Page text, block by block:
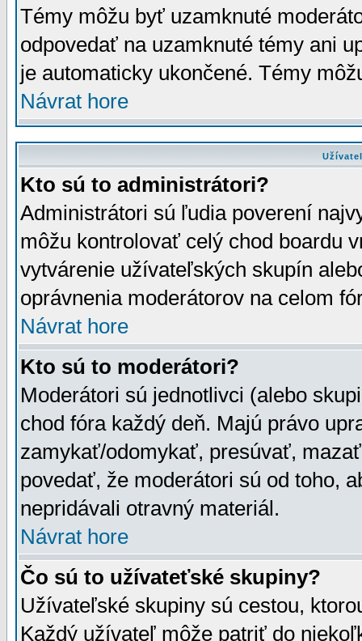
Témy môžu byť uzamknuté
odpovedať na uzamknuté témy ani
je automaticky ukončené. Témy
Návrat hore
Kto sú to administrátori?
Administrátori sú ľudia poverení
môžu kontrolovať celý chod boardu
vytvárenie užívateľských skupín
oprávnenia moderátorov na celom
Návrat hore
Kto sú to moderátori?
Moderátori sú jednotlivci (alebo
chod fóra každý deň. Majú právo
zamykať/odomykať, presúvať,
povedať, že moderátori sú od toho,
nepridávali otravný materiál.
Návrat hore
Čo sú to užívateťské skupiny?
Užívateľské skupiny sú cestou,
Každý užívateľ môže patriť do